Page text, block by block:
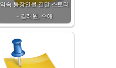
약속 등장인물 결말 스토리
- 김래원, 수애